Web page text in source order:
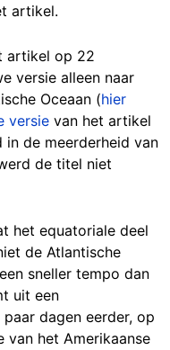
artikel.
artikel op 22
versie alleen naar
Oceaan (hier
versie van het artikel
de meerderheid van
de titel niet
het equatoriale deel
de Atlantische
sneller tempo dan
uit een
dagen eerder, op
van het Amerikaanse